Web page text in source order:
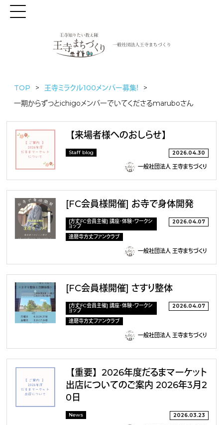
TOP
王寺ミラクル100メンバー募集！
一期からずっとichigoメンバーでいてくださるmaruboさん
【来場者様へのおしらせ】
Staff blog 2026.04.30
一般社団法人 王寺まちづくり
[FC会員様開催] お寺で身体開発
[方丈FC会員主催] 講座・体験・ワークシ
ョップ
達磨寺方丈ファンクラブ
2026.04.07
一般社団法人 王寺まちづくり
[FC会員様開催] さすり整体
[方丈FC会員主催] 講座・体験・ワークシ
ョップ
達磨寺方丈ファンクラブ
2026.04.07
一般社団法人 王寺まちづくり
【重要】2026年度だるまマーケット
出店についてのご案内 2026年3月2
0日
News 2026.03.23